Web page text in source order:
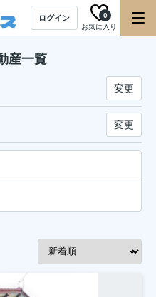
ログイン
お気に入り
0
産一覧
変更
変更